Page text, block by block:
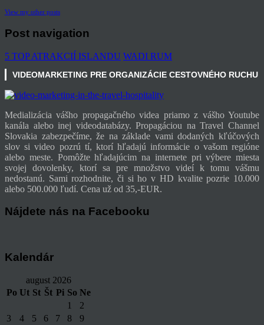
View my other posts
Post navigation
5 TOP ATRAKCIÍ ISLANDU WADI RUM
VIDEOMARKETING PRE ORGANIZÁCIE CESTOVNÉHO RUCHU
Medializácia vášho propagačného videa priamo z vášho Youtube
kanála alebo inej videodatabázy. Propagáciou na Travel Channel
Slovakia zabezpečíme, že na základe vami dodaných kľúčových
slov si video pozrú tí, ktorí hľadajú informácie o vašom regióne
alebo meste. Pomôžte hľadajúcim na internete pri výbere miesta
svojej dovolenky, ktorí sa pre množstvo videí k tomu vášmu
nedostanú. Sami rozhodnite, či si ho v HD kvalite pozrie 10.000
alebo 500.000 ľudí. Cena už od 35,-EUR.
Nájdete nás na Facebooku
Kalendár
august 2026
Po Ut St Št Pi So Ne
1
2
3
4 5 6 7 8
9